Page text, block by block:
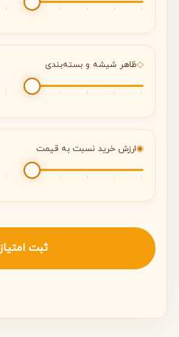
◇ظاهر شیشه و بسته‌بندی
◉ارزش خرید نسبت به قیمت
ثبت امتیاز